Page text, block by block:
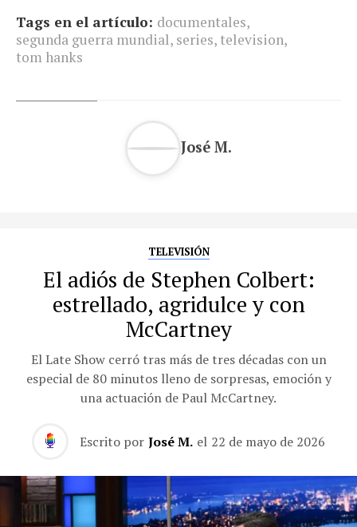
Tags en el artículo: documentales,
segunda guerra mundial, series, television,
tom hanks
José M.
TELEVISIÓN
El adiós de Stephen Colbert:
estrellado, agridulce y con
McCartney
El Late Show cerró tras más de tres décadas con un
especial de 80 minutos lleno de sorpresas, emoción y
una actuación de Paul McCartney.
Escrito por José M. el 22 de mayo de 2026